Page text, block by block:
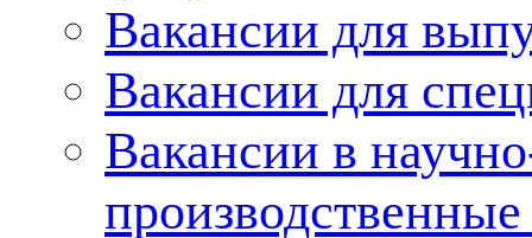
Вакансии для
Вакансии для
Вакансии в